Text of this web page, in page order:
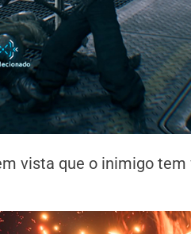
vista que o inimigo tem